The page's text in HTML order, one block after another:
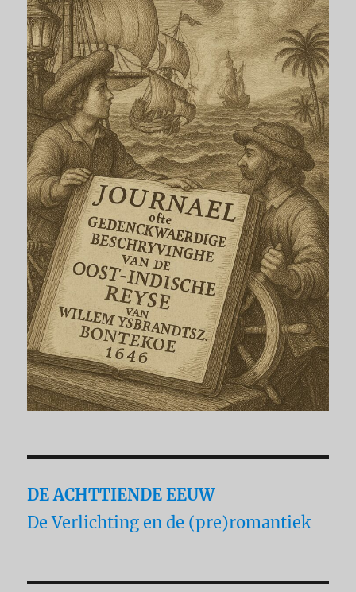
DE ACHTTIENDE EEUW
De Verlichting en de (pre)romantiek